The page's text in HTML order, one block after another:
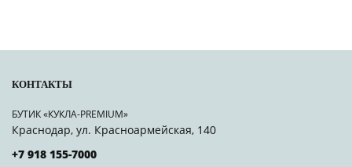
КОНТАКТЫ
БУТИК «КУКЛА-PREMIUM»
Краснодар, ул. Красноармейская, 140
+7 918 155-7000